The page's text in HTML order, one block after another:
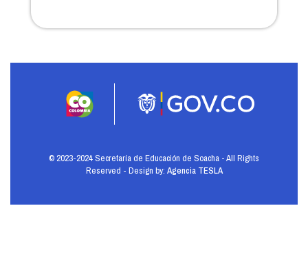
© 2023-2024 Secretaría de Educación de Soacha - All Rights
Reserved - Design by: Agencia TESLA